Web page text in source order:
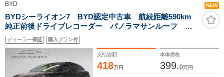
BYD NEW
BYDシーライオン7 BYD認定中古車 航続距離590km
純正前後ドライブレコーダー パノラマサンルーフ ナ
ッパレザー DYNAUDIO AppleCarPlay対応 360°ビュ
ーカメラ スマホワイヤレス充電 パワーシート シー
トヒーター ステアリングヒーター
ディーラー保証 購入プラン付
支払総額
418万円
本体価格
399.0万円